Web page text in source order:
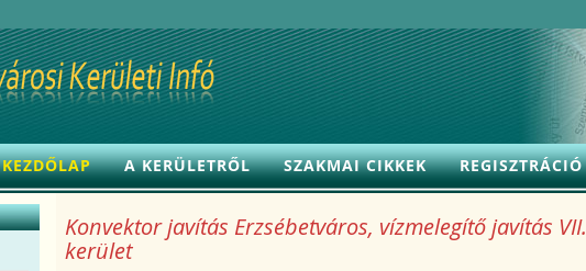
KEZDŐLAP A KERÜLETRŐL SZAKMAI CIKKEK REGISZTRÁCIÓ
Konvektor javítás Erzsébetváros, vízmelegítő javítás VII.
kerület